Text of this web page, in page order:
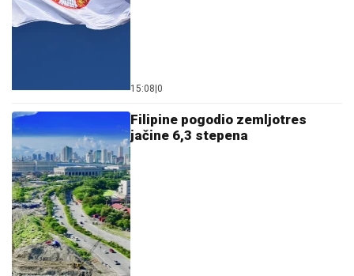
15:08 0
Filipine pogodio zemljotres
jačine 6,3 stepena